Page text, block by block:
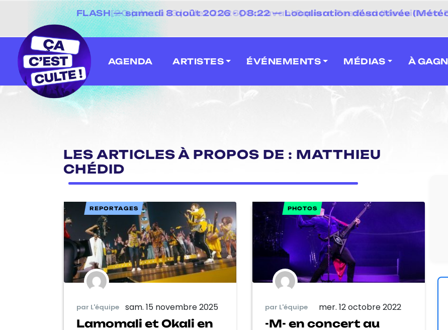
[20 juin au 13 juillet 2026] Caravan' Square Festival (Neuville-en-
AGENDA ARTISTES ÉVÉNEMENTS MÉDIAS À
LES ARTICLES À PROPOS DE : MATTHIEU
CHÉDID
REPORTAGES
par L'équipe sam. 15 novembre 2025
Lamomali et Okali en
PHOTOS
par L'équipe mer. 12 octobre 2022
-M- en concert au